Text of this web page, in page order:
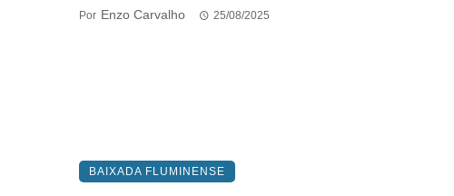
Por Enzo Carvalho 25/08/2025
BAIXADA FLUMINENSE